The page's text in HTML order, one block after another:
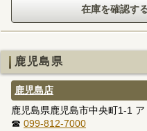
鹿児島県
鹿児島店
鹿児島県鹿児島市中央町1-1
☎ 099-812-7000